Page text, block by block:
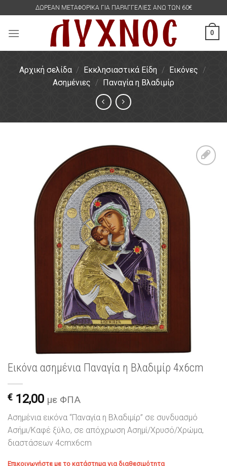
content
ΔΩΡΕΑΝ ΜΕΤΑΦΟΡΙΚΑ ΓΙΑ ΠΑΡΑΓΓΕΛΙΕΣ ΑΝΩ ΤΩΝ 60€
0
Αρχική σελίδα / Εκκλησιαστικά Είδη / Εικόνες /
Ασημένιες / Παναγία η Βλαδιμίρ
επιθυμιών
Εικόνα ασημένια Παναγία η Βλαδιμίρ 4x6cm
€ 12,00 με ΦΠΑ
Ασημένια εικόνα “Παναγία η Βλαδιμίρ” σε συνδυασμό
Ασήμι/Καφέ ξύλο, σε απόχρωση Ασημί/Χρυσό/Χρώμα,
διαστάσεων 4cmx6cm
Επικοινωνήστε με το κατάστημα για διαθεσιμότητα